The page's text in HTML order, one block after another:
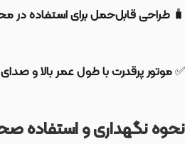
🧳 طراحی قابل‌حمل برای استفاده در
✅موتور پرقدرت با طول عمر بالا و
نحوه نگهداری و استفاده